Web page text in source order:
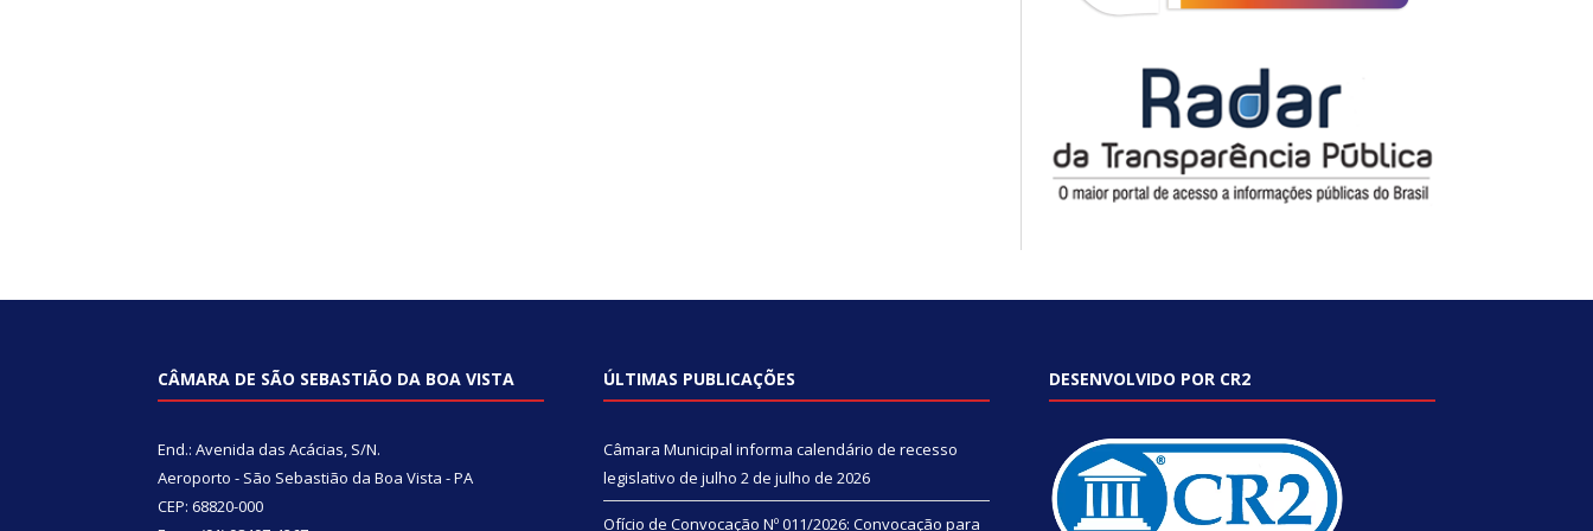
CÂMARA DE SÃO SEBASTIÃO DA BOA VISTA
End.: Avenida das Acácias, S/N.
Aeroporto - São Sebastião da Boa Vista - PA
CEP: 68820-000
ÚLTIMAS PUBLICAÇÕES
Câmara Municipal informa calendário de recesso
legislativo de julho 2 de julho de 2026
Ofício de Convocação Nº 011/2026: Convocação para
DESENVOLVIDO POR CR2